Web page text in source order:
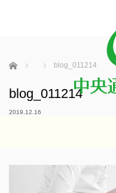
ホーム blog_011214
blog_011214
2019.12.16